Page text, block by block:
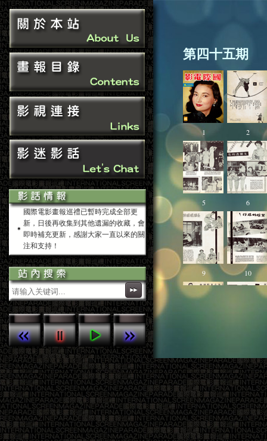
國際電影畫報巡禮已暫時完成全部更
新，日後再收集到其他遺漏的收藏，會
即時補充更新，感謝大家一直以來的關
注和支持！
2015-09-13 網站歌曲已更新 - 點擊此處
參考播放列表
本網站的網頁版Android app經已上架，
歡迎下載。
本站定期於每月5-10日，上傳新一期
《國際電影》雜誌精彩內容，敬請留
意！
第四十五期
1 2
5 6
9 10
17 18